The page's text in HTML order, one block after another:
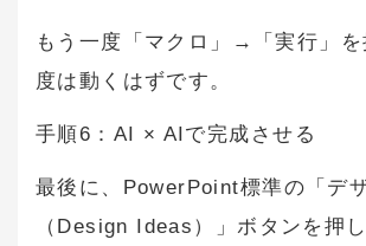
もう一度「マクロ」→「実行」を
度は動くはずです。
手順6：AI × AIで完成させる
最後に、PowerPoint標準の「デ
（Design Ideas）」ボタンを押